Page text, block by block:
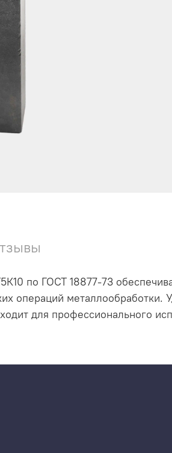
по ГОСТ 18877-73
операций
для профессионального